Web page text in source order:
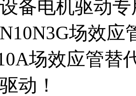
备电机驱动
场效应
场效应管替
动！